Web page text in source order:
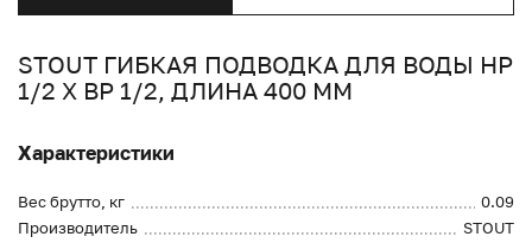
STOUT ГИБКАЯ ПОДВОДКА ДЛЯ ВОДЫ НР
1/2 Х ВР 1/2, ДЛИНА 400 ММ
Характеристики
Вес брутто, кг
0.09
Производитель
STOUT